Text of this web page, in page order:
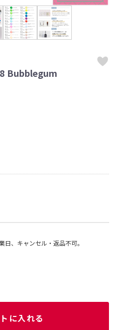
Bubblegum
日、キャンセル・返品不可。
に入れる